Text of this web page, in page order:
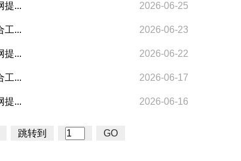
提... 2026-06-25
工... 2026-06-23
提... 2026-06-22
工... 2026-06-17
提... 2026-06-16
跳转到 GO